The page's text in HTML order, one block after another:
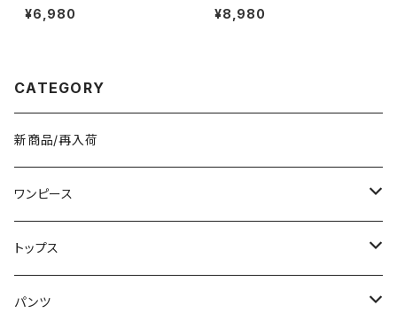
ス 肩掛けバッグ レディース バッ
グ 大容量 軽量 ナチュラル カジ
¥6,980
ョルダーバッグ レディース バッ
グ 斜めがけ 軽量 A4収納 大容
¥8,980
CATEGORY
新商品/再入荷
ワンピース
ミニ/ショート
ミディアム/ミモレ
トップス
Tシャツ/カットソー
パンツ